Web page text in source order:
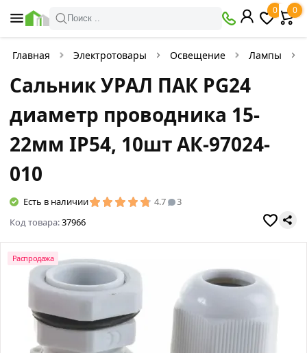
Поиск ..
0 0
Главная Электротовары Освещение Лампы
Сальник УРАЛ ПАК PG24
диаметр проводника 15-
22мм IP54, 10шт АК-97024-
010
Есть в наличии 4.7
3
Код товара:37966
Распродажа